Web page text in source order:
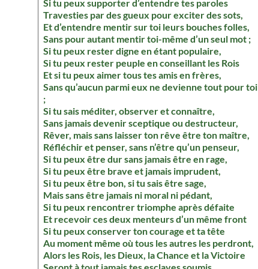
Si tu peux supporter d’entendre tes paroles
Travesties par des gueux pour exciter des sots,
Et d’entendre mentir sur toi leurs bouches folles,
Sans pour autant mentir toi-même d’un seul mot ;
Si tu peux rester digne en étant populaire,
Si tu peux rester peuple en conseillant les Rois
Et si tu peux aimer tous tes amis en frères,
Sans qu’aucun parmi eux ne devienne tout pour toi
;
Si tu sais méditer, observer et connaître,
Sans jamais devenir sceptique ou destructeur,
Rêver, mais sans laisser ton rêve être ton maître,
Réfléchir et penser, sans n’être qu’un penseur,
Si tu peux être dur sans jamais être en rage,
Si tu peux être brave et jamais imprudent,
Si tu peux être bon, si tu sais être sage,
Mais sans être jamais ni moral ni pédant,
Si tu peux rencontrer triomphe après défaite
Et recevoir ces deux menteurs d’un même front
Si tu peux conserver ton courage et ta tête
Au moment même où tous les autres les perdront,
Alors les Rois, les Dieux, la Chance et la Victoire